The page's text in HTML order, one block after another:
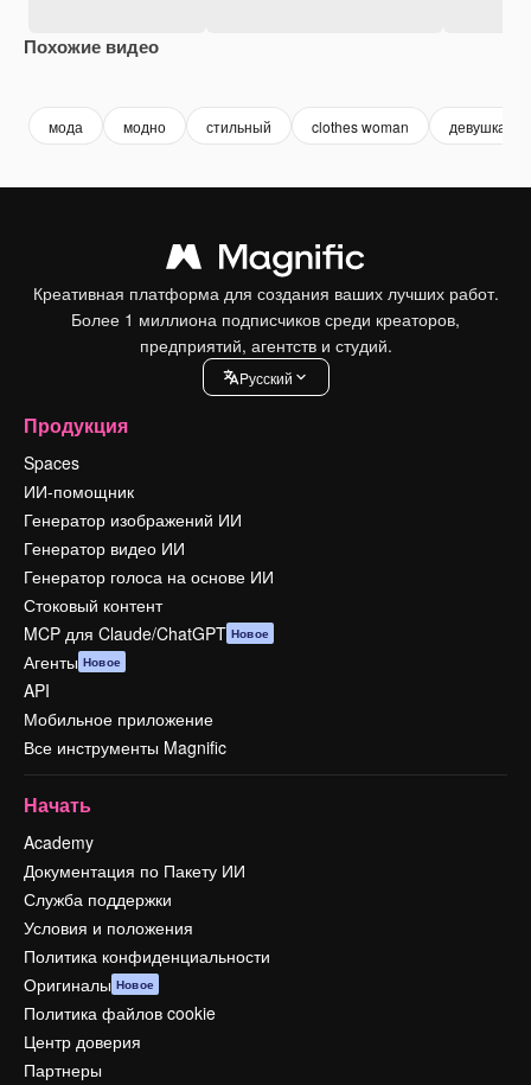
Похожие видео
мода модно стильный clothes woman девушка
Креативная платформа для создания ваших лучших работ.
Более 1 миллиона подписчиков среди креаторов,
предприятий, агентств и студий.
Pусский
Продукция
Spaces
ИИ-помощник
Генератор изображений ИИ
Генератор видео ИИ
Генератор голоса на основе ИИ
Стоковый контент
MCP для Claude/ChatGPT Новое
Агенты Новое
API
Мобильное приложение
Все инструменты Magnific
Начать
Academy
Документация по Пакету ИИ
Служба поддержки
Условия и положения
Политика конфиденциальности
Оригиналы Новое
Политика файлов cookie
Центр доверия
Партнеры